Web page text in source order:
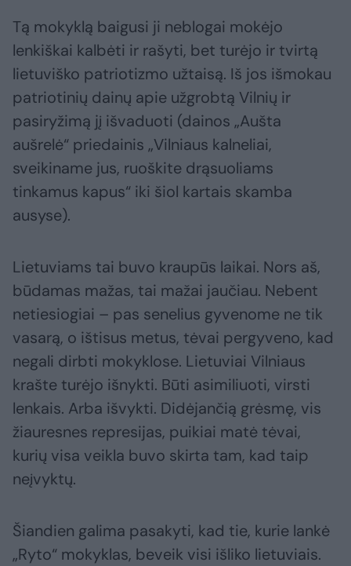
Tą mokyklą baigusi ji neblogai mokėjo
lenkiškai kalbėti ir rašyti, bet turėjo ir tvirtą
lietuviško patriotizmo užtaisą. Iš jos išmokau
patriotinių dainų apie užgrobtą Vilnių ir
pasiryžimą jį išvaduoti (dainos „Aušta
aušrelė“ priedainis „Vilniaus kalneliai,
sveikiname jus, ruoškite drąsuoliams
tinkamus kapus“ iki šiol kartais skamba
ausyse).
Lietuviams tai buvo kraupūs laikai. Nors aš,
būdamas mažas, tai mažai jaučiau. Nebent
netiesiogiai – pas senelius gyvenome ne tik
vasarą, o ištisus metus, tėvai pergyveno, kad
negali dirbti mokyklose. Lietuviai Vilniaus
krašte turėjo išnykti. Būti asimiliuoti, virsti
lenkais. Arba išvykti. Didėjančią grėsmę, vis
žiauresnes represijas, puikiai matė tėvai,
kurių visa veikla buvo skirta tam, kad taip
neįvyktų.
Šiandien galima pasakyti, kad tie, kurie lankė
„Ryto“ mokyklas, beveik visi išliko lietuviais.